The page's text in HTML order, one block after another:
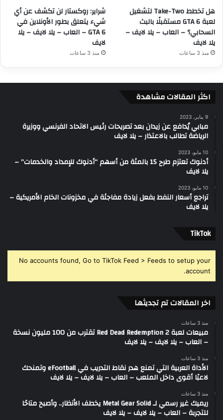
هل تخطط Take-Two لتشغيل
لعبة GTA 6 مستقبلًا بالبث
السحابي؟ – العاب – يلا لايف –
يلا لايف
منذ 3 ساعات
شراير: روكستار لن تكشف عن أي
شيء يتعلق بطور الأونلاين في
GTA 6 – العاب – يلا لايف – يلا
لايف
منذ 3 ساعات
اكثر المقالات مشاهدة
9 يناير، 2023
مبابي يُدافع عن زيدان بعد تصريحات رئيس الاتحاد الفرنسي ووزيرة
الرياضة تطالب بالاعتذار – يلا لايف
10 مايو، 2023
أدنوك تعتزم طرح 15 بالمئة من أسهم “أدنوك للإمداد والخدمات” –
يلا لايف
10 مايو، 2023
تراجع أسعار النفط بفعل زيادة مفاجئة في مخزونات الخام الأمريكية –
يلا لايف
‫TikTok
No accounts found, Go to TikTok Feed > Feeds to setup your
account.
اخر المقالات تم تجديثها
منذ 3 ساعات
مبيعات لعبة Red Dead Redemption 2 تقترب من 100 مليون نسخة
– العاب – يلا لايف – يلا لايف
منذ 3 ساعات
الأداة العربية التي تمنع هدر نقاط التدريب في eFootball وتمنحك
لاعبًا أقوى داخل الملعب – العاب – يلا لايف – يلا لايف
منذ 3 ساعات
ريميك غير رسمي لـ Metal Gear Solid يخطف الأنظار.. وأصبح متاحًا
للتجربة – العاب – يلا لايف – يلا لايف